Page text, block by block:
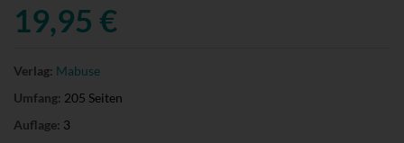
19,95 €
Verlag: Mabuse
Umfang: 205 Seiten
Auflage: 3